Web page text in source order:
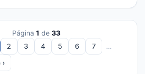
Página 1 de 33
2 3 4 5 6 7
…